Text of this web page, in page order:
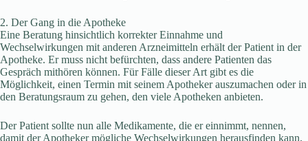
2. Der Gang in die Apotheke
Eine Beratung hinsichtlich korrekter Einnahme und
Wechselwirkungen mit anderen Arzneimitteln erhält der Patient in der
Apotheke. Er muss nicht befürchten, dass andere Patienten das
Gespräch mithören können. Für Fälle dieser Art gibt es die
Möglichkeit, einen Termin mit seinem Apotheker auszumachen oder in
den Beratungsraum zu gehen, den viele Apotheken anbieten.
Der Patient sollte nun alle Medikamente, die er einnimmt, nennen,
damit der Apotheker mögliche Wechselwirkungen herausfinden kann.